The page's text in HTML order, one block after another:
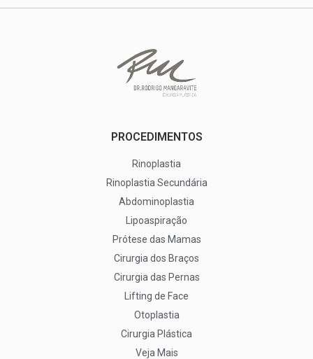
PROCEDIMENTOS
Rinoplastia
Rinoplastia Secundária
Abdominoplastia
Lipoaspiração
Prótese das Mamas
Cirurgia dos Braços
Cirurgia das Pernas
Lifting de Face
Otoplastia
Cirurgia Plástica
Veja Mais